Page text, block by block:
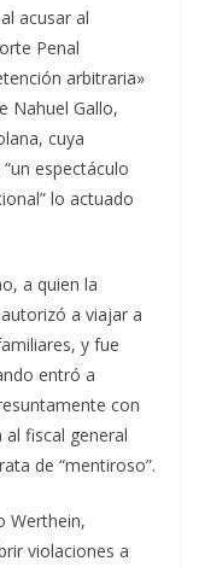
acusar al
Penal
arbitraria»
Nahuel Gallo,
cuya
espectáculo
lo actuado
a quien la
a viajar a
y fue
entró a
con
fiscal general
de “mentiroso”.
Werthein,
violaciones a